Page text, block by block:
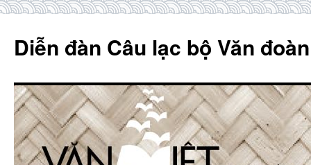
content
Diễn đàn Câu lạc bộ Văn